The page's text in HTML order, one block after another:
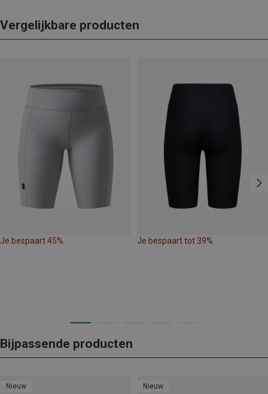
Vergelijkbare producten
Je bespaart 45% Je bespaart tot 39%
Bijpassende producten
Nieuw Nieuw